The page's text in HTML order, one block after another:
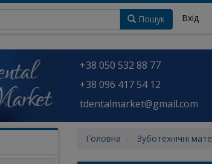
Вхід
Пошук
+38 050 532 88 77
+38 096 417 54 12
tdentalmarket@gmail.com
Головна Зуботехнічні